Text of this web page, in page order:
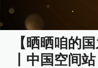
【晒晒咱的
丨中国空间